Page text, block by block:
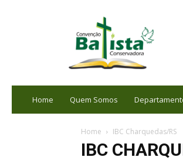
portalbatista.com.br
Home Quem Somos
Home IBC Charquedas/RS
IBC